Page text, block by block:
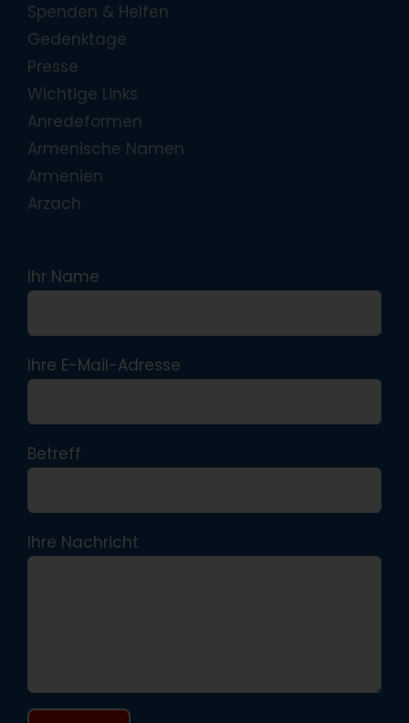
Spenden & Helfen
Gedenktage
Presse
Wichtige Links
Anredeformen
Armenische Namen
Armenien
Arzach
Ihr Name
Ihre E-Mail-Adresse
Betreff
Ihre Nachricht